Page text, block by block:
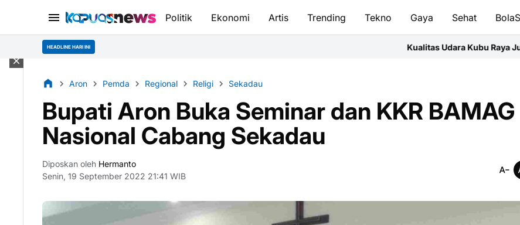
Politik Ekonomi Artis Trending Tekno Gaya Sehat
HEADLINE HARI INI Kualitas Udara Kubu Raya Jumat Pagi Masuk
Aron Pemda Regional Religi Sekadau
Bupati Aron Buka Seminar dan KKR BAMAG
Nasional Cabang Sekadau
Diposkan oleh Hermanto
Senin, 19 September 2022 21:41 WIB